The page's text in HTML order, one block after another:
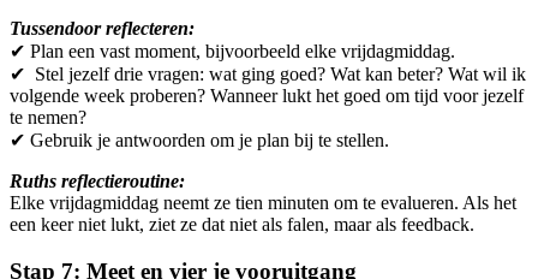
Tussendoor reflecteren:
✔︎ Plan een vast moment, bijvoorbeeld elke vrijdagmiddag.
✔︎ Stel jezelf drie vragen: wat ging goed? Wat kan beter? Wat wil ik
volgende week proberen? Wanneer lukt het goed om tijd voor jezelf
te nemen?
✔︎ Gebruik je antwoorden om je plan bij te stellen.
Ruths reflectieroutine:
Elke vrijdagmiddag neemt ze tien minuten om te evalueren. Als het
een keer niet lukt, ziet ze dat niet als falen, maar als feedback.
Stap 7: Meet en vier je vooruitgang